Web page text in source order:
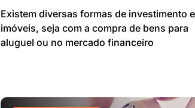
Existem diversas formas de investimento
imóveis, seja com a compra de bens para
aluguel ou no mercado financeiro